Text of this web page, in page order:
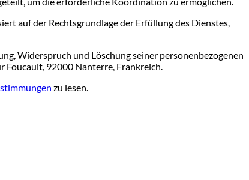
auf der Rechtsgrundlage der Erfüllung des Dienstes,
Widerspruch und Löschung seiner personenbezogenen
Foucault, 92000 Nanterre, Frankreich.
zu lesen.